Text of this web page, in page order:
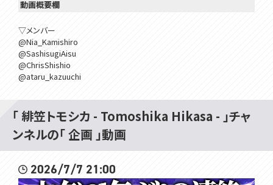
動画概要欄
▽メンバー
@Nia_Kamishiro
@SashisugiAisu
@ChrisShishio
@ataru_kazuuchi
#この中に1人素面がいる
「 緋笠トモシカ - Tomoshika Hikasa - 」チャ
ンネルの「 企画 」動画
2026/7/7 21:00